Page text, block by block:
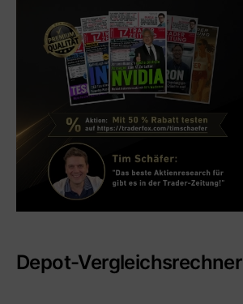
Depot-Vergleichsrechner